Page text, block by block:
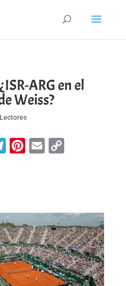
ARG en el
Weiss?
Telegram
Pinterest
EmailCopy